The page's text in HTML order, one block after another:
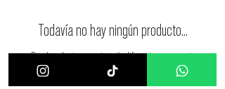
Todavía no hay ningún producto...
Puedes elegir una categoría diferente para seguir
comprando.